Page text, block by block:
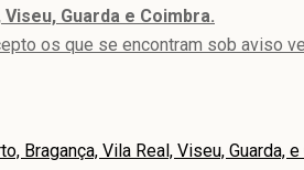
Guarda e Coimbra.
os que se encontram sob aviso
Bragança, Vila Real, Viseu, Guarda,